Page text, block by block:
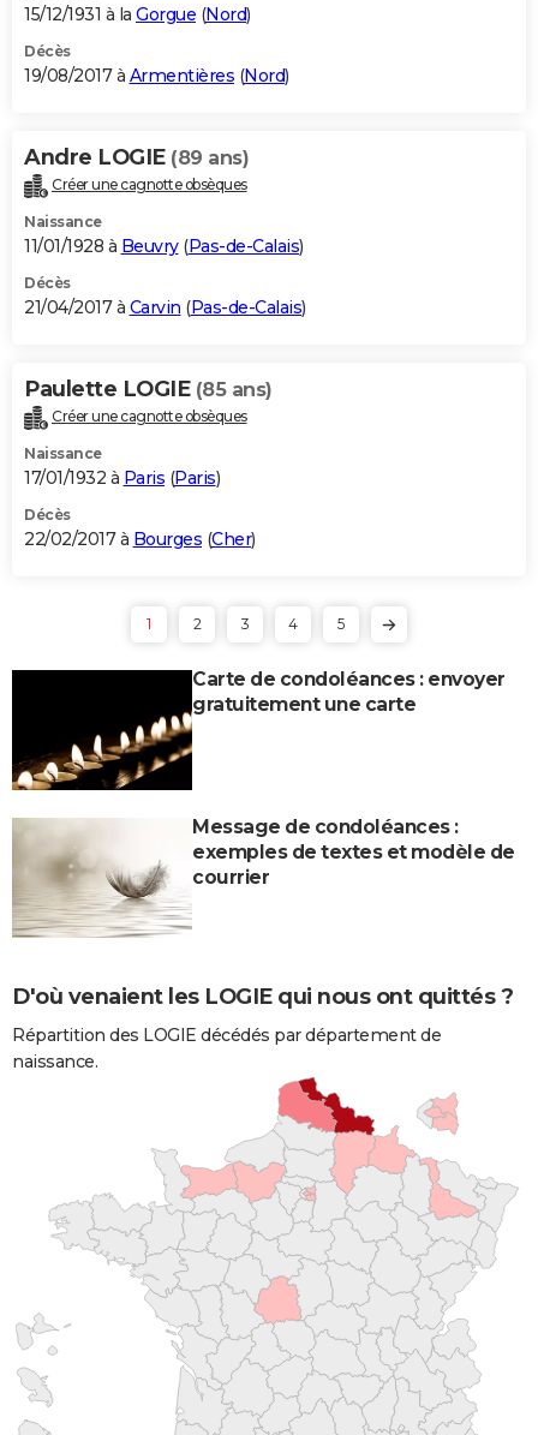
15/12/1931 à la Gorgue (Nord)
Décès
19/08/2017 à Armentières (Nord)
Andre LOGIE (89 ans)
Créer une cagnotte obsèques
Naissance
11/01/1928 à Beuvry(Pas-de-Calais)
Décès
21/04/2017 à Carvin (Pas-de-Calais)
Paulette LOGIE (85 ans)
Créer une cagnotte obsèques
Naissance
17/01/1932 à Paris (Paris)
Décès
22/02/2017 à Bourges (Cher)
1 2 3 4 5
Carte de condoléances : envoyer
gratuitement une carte
Message de condoléances :
exemples de textes et modèle de
courrier
D'où venaient les LOGIE qui nous ont quittés ?
Répartition des LOGIE décédés par département de
naissance.